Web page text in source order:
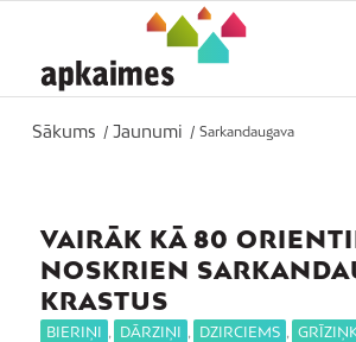
Sākums / Jaunumi / Sarkandaugava
VAIRĀK KĀ 80
NOSKRIEN
KRASTUS
BIERIŅI , DĀRZIŅI , DZIRCIEMS ,